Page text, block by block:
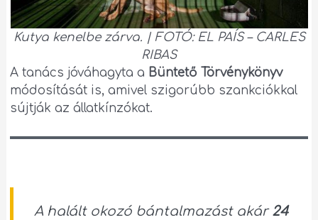
Kutya kenelbe zárva. | FOTÓ: EL PAÍS – CARLES
RIBAS
A tanács jóváhagyta a Büntető Törvénykönyv
módosítását is, amivel szigorúbb szankciókkal
sújtják az állatkínzókat.
A halált okozó bántalmazást akár 24